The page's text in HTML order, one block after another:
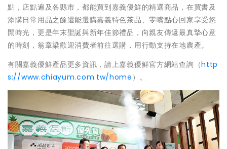
點，店點遍及各縣市，都能買到嘉義優鮮的精選商品，在買書及
添購日常用品之餘還能選購嘉義特色茶品、零嘴點心回家享受悠
閒時光，更是年末聖誕與新年佳節禮品，向親友傳遞最真摯心意
的時刻，翁章梁歡迎消費者前往選購，用行動支持在地農產。
有關嘉義優鮮產品更多資訊，請上嘉義優鮮官方網站查詢（http
s://www.chiayum.com.tw/home ）。